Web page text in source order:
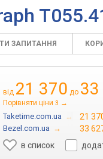
ЗАПИТАННЯ
від 21 370 до 33
Порівняти ціни 3 →
Taketime.com.ua → 21
Bezel.com.ua →
33
в список